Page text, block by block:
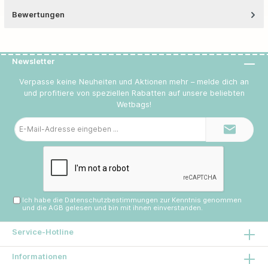
Bewertungen
Newsletter
Verpasse keine Neuheiten und Aktionen mehr – melde dich an
und profitiere von speziellen Rabatten auf unsere beliebten
Wetbags!
Mail-
Ich habe die Datenschutzbestimmungen zur Kenntnis genommen
und dieAGB gelesen und bin mit ihnen einverstanden.
Service-Hotline
Informationen